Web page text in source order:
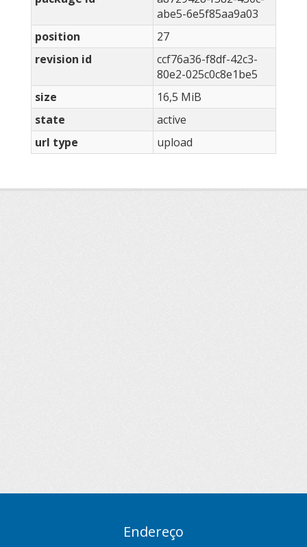
abe5-6e5f85aa9a03
position
27
revision id
ccf76a36-f8df-42c3-
80e2-025c0c8e1be5
size
16,5 MiB
state
active
url type
upload
Endereço